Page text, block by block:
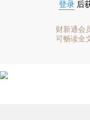
登录 后
财新通会
可畅读全